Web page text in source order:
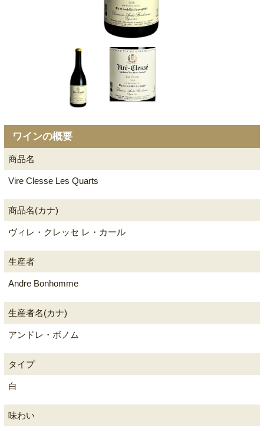
ワインの概要
商品名
Vire Clesse Les Quarts
商品名(カナ)
ヴィレ・クレッセ レ・カール
生産者
Andre Bonhomme
生産者名(カナ)
アンドレ・ボノム
タイプ
白
味わい